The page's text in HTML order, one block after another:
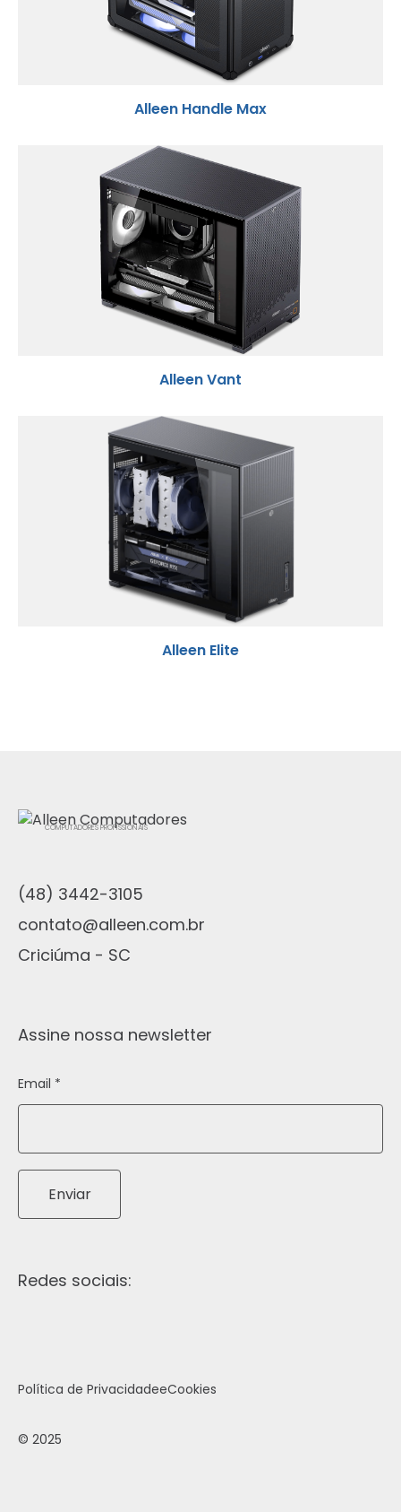
Alleen Handle Max
Alleen Vant
Alleen Elite
COMPUTADORES PROFISSIONAIS
(48) 3442-3105
contato@alleen.com.br
Criciúma - SC
Assine nossa newsletter
Email *
Enviar
Redes sociais:
Política de PrivacidadeeCookies
© 2025